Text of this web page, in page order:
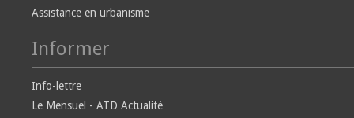
Assistance en urbanisme
Informer
Info-lettre
Le Mensuel - ATD Actualité